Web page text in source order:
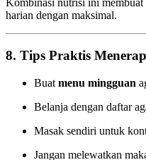
Kombinasi nutrisi ini
harian dengan maksimal.
8. Tips Praktis
Buat menu mingguan
Belanja dengan daftar
Masak sendiri untuk
Jangan melewatkan